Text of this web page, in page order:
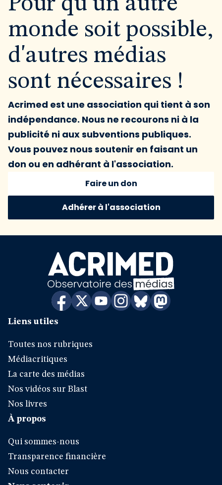
monde soit possible,
d'autres médias
sont nécessaires !
Acrimed est une association qui tient à son
indépendance. Nous ne recourons ni à la
publicité ni aux subventions publiques.
Vous pouvez nous soutenir en faisant un
don ou en adhérant à l'association.
Faire un don
Adhérer à l'association
Liens utiles
Toutes nos rubriques
Médiacritiques
La carte des médias
Nos vidéos sur Blast
Nos livres
À propos
Qui sommes-nous
Transparence financière
Nous contacter